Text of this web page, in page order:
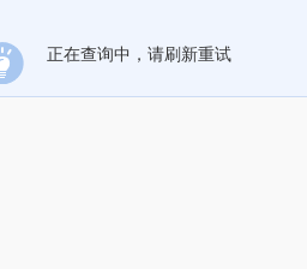
正在查询中，请刷新重试